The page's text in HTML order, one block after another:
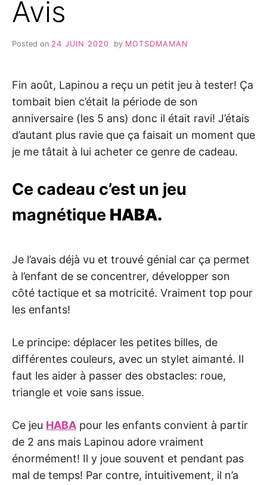
Avis
Posted on 24 JUIN 2020 by MOTSDMAMAN
Fin août, Lapinou a reçu un petit jeu à tester! Ça
tombait bien c’était la période de son
anniversaire (les 5 ans) donc il était ravi! J’étais
d’autant plus ravie que ça faisait un moment que
je me tâtait à lui acheter ce genre de cadeau.
Ce cadeau c’est un jeu
magnétique HABA.
Je l’avais déjà vu et trouvé génial car ça permet
à l’enfant de se concentrer, développer son
côté tactique et sa motricité. Vraiment top pour
les enfants!
Le principe: déplacer les petites billes, de
différentes couleurs, avec un stylet aimanté. Il
faut les aider à passer des obstacles: roue,
triangle et voie sans issue.
Ce jeu HABA pour les enfants convient à partir
de 2 ans mais Lapinou adore vraiment
énormément! Il y joue souvent et pendant pas
mal de temps! Par contre, intuitivement, il n’a